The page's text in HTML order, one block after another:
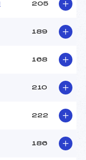
U13
205
189
168
210
222
186